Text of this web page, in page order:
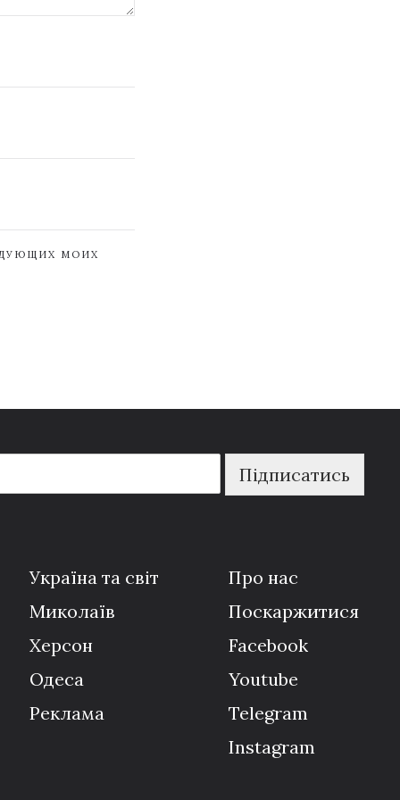
МОИХ
Підписатись
Україна та світ
Миколаїв
Херсон
Одеса
Реклама
Про нас
Поскаржитися
Facebook
Youtube
Telegram
Instagram